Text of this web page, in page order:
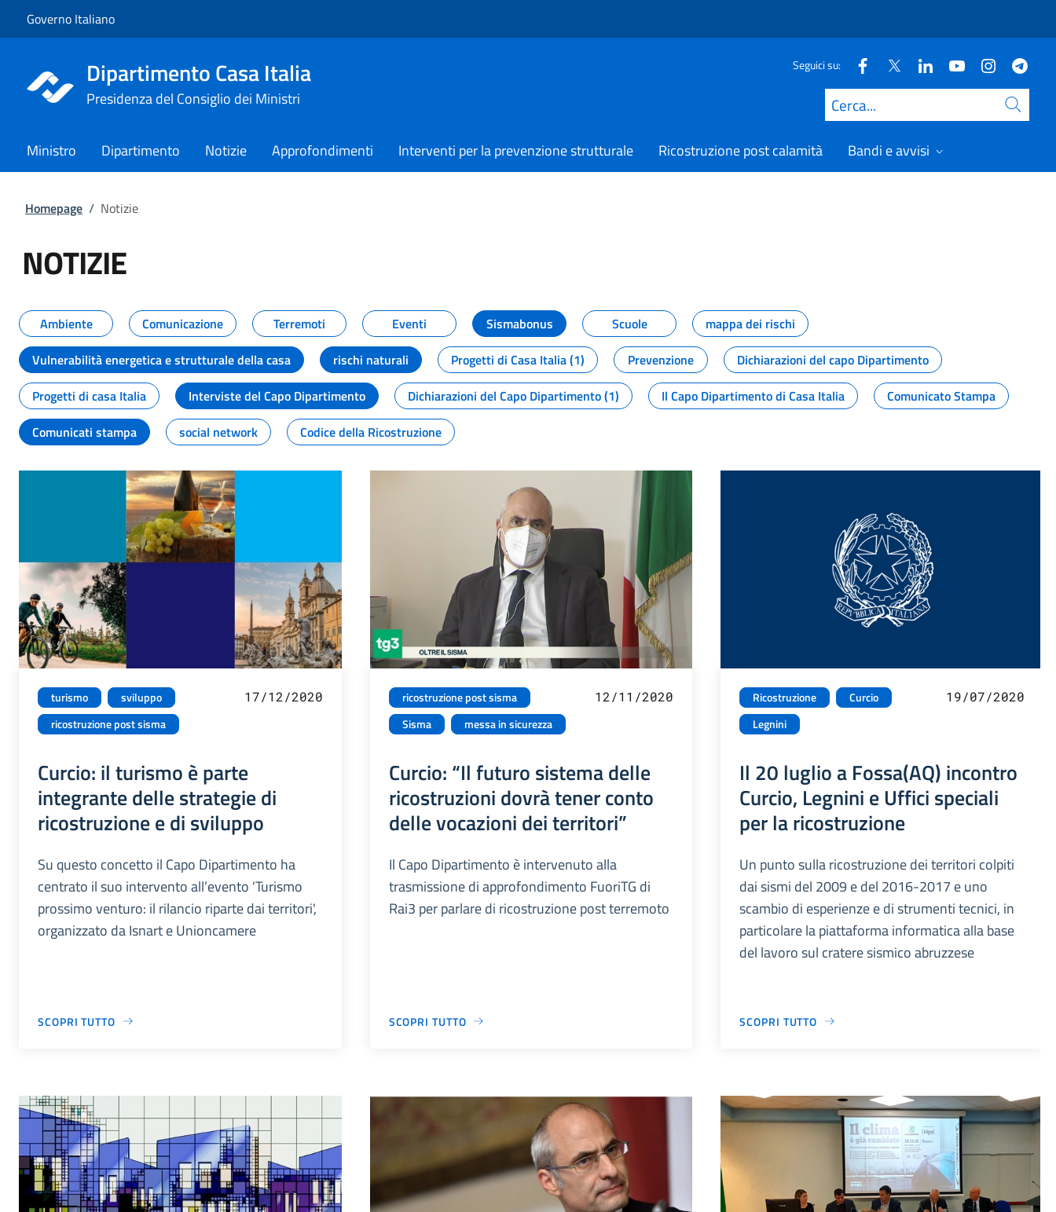
Governo Italiano
Dipartimento Casa Italia
Presidenza del Consiglio dei Ministri
Seguici su:
Cerca
Ministro Dipartimento Notizie Approfondimenti Interventi per la prevenzione strutturale Ricostruzione post calamità Bandi e avvisi
Homepage / Notizie
NOTIZIE
Tutti i contenuti della pagina NOTIZIE
Ambiente Comunicazione Terremoti Eventi Sismabonus Scuole
mappa dei rischi
Vulnerabilità energetica e strutturale della casa
rischi naturali Progetti di Casa Italia (1) Prevenzione
Dichiarazioni del capo Dipartimento
Progetti di casa Italia
Interviste del Capo Dipartimento Dichiarazioni del Capo Dipartimento (1) Il Capo Dipartimento di Casa Italia
Comunicato Stampa
Comunicati stampa
social network Codice della Ricostruzione
turismo
sviluppo
ricostruzione post sisma
17/12/2020
Curcio: il turismo è parte
integrante delle strategie di
ricostruzione e di sviluppo
Su questo concetto il Capo Dipartimento ha
centrato il suo intervento all’evento 'Turismo
prossimo venturo: il rilancio riparte dai territori',
organizzato da Isnart e Unioncamere
SCOPRI TUTTO
ricostruzione post sisma
Sisma
messa in sicurezza
12/11/2020
Curcio: “Il futuro sistema delle
ricostruzioni dovrà tener conto
delle vocazioni dei territori”
Il Capo Dipartimento è intervenuto alla
trasmissione di approfondimento FuoriTG di
Rai3 per parlare di ricostruzione post terremoto
SCOPRI TUTTO
Ricostruzione
Curcio
Legnini
19/07/2020
Il 20 luglio a Fossa(AQ) incontro
Curcio, Legnini e Uffici speciali
per la ricostruzione
Un punto sulla ricostruzione dei territori colpiti
dai sismi del 2009 e del 2016-2017 e uno
scambio di esperienze e di strumenti tecnici, in
particolare la piattaforma informatica alla base
del lavoro sul cratere sismico abruzzese
SCOPRI TUTTO